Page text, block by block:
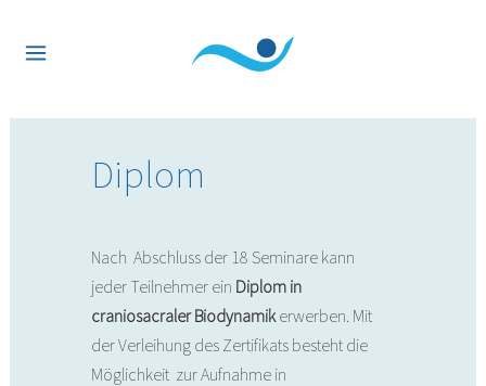
Diplom
Nach Abschluss der 18 Seminare kann
jeder Teilnehmer ein Diplom in
craniosacraler Biodynamik erwerben. Mit
der Verleihung des Zertifikats besteht die
Möglichkeit zur Aufnahme in